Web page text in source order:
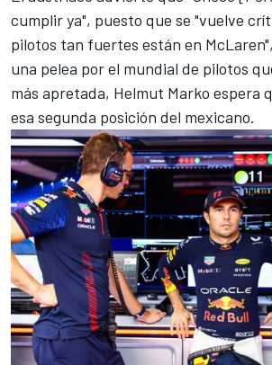
cumplir ya", puesto que se "vuelve
pilotos tan fuertes están en
una pelea por el mundial de pilotos
más apretada, Helmut Marko espera
esa segunda posición del mexicano.